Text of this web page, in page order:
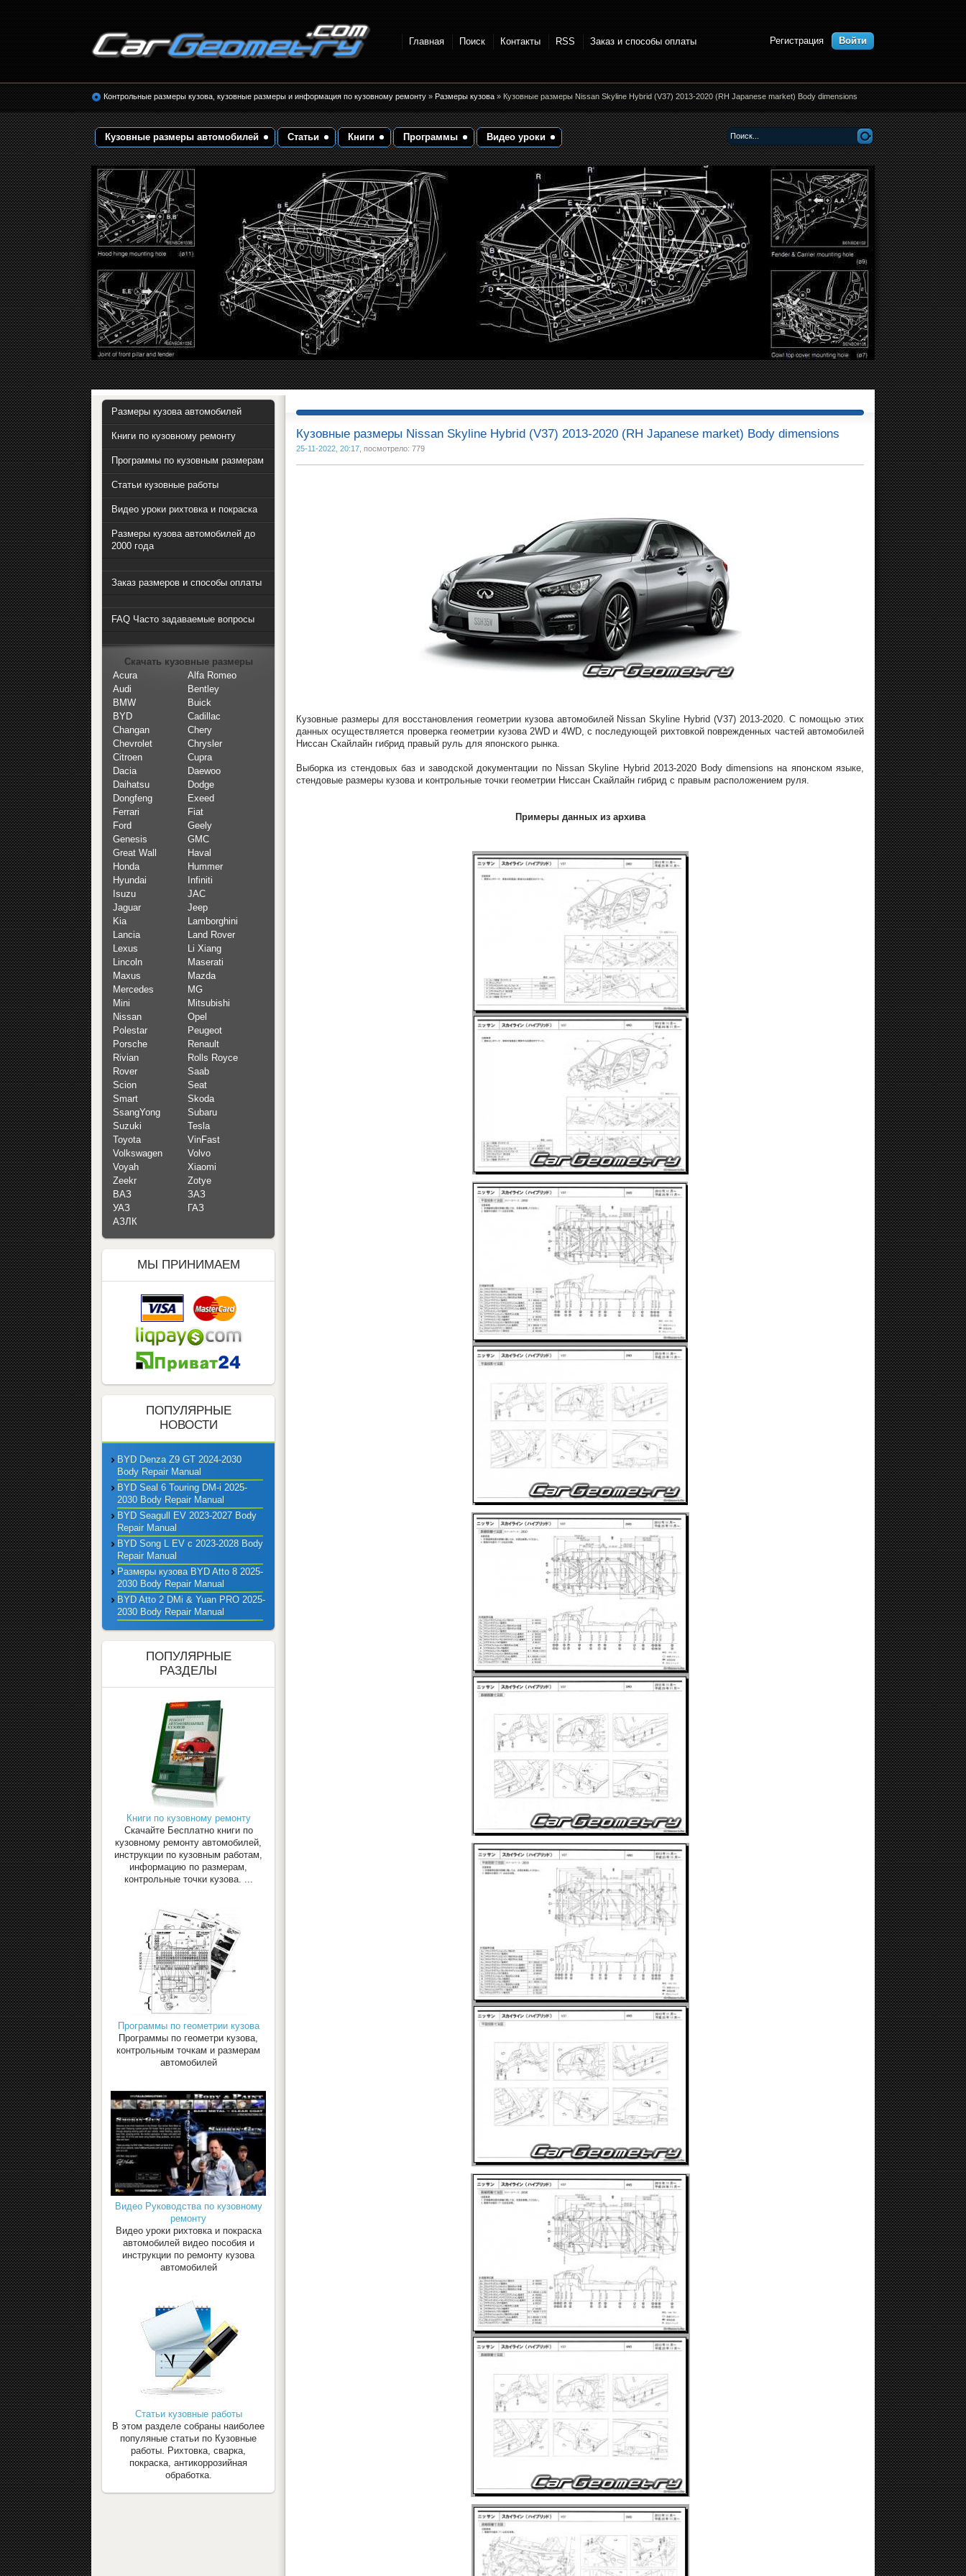
кузовные размеры. Геометрия кузова
Главная Поиск Контакты RSS Заказ и способы оплаты Регистрация Войти
Контрольные размеры кузова, кузовные размеры и информация по кузовному ремонту»Размеры кузова» Кузовные размеры Nissan Skyline Hybrid (V37) 2013-2020 (RH Japanese market) Body dimensions
Кузовные размеры автомобилей Статьи Книги Программы Видео уроки
Кузовные размеры Nissan Skyline Hybrid (V37) 2013-2020 (RH Japanese market) Body dimensions
25-11-2022, 20:17, посмотрело: 779
Кузовные размеры для восстановления геометрии кузова автомобилей Nissan Skyline Hybrid (V37) 2013-2020. С помощью этих
данных осуществляется проверка геометрии кузова 2WD и 4WD, с последующей рихтовкой поврежденных частей автомобилей
Ниссан Скайлайн гибрид правый руль для японского рынка.
Выборка из стендовых баз и заводской документации по Nissan Skyline Hybrid 2013-2020 Body dimensions на японском языке,
стендовые размеры кузова и контрольные точки геометрии Ниссан Скайлайн гибрид с правым расположением руля.
Примеры данных из архива
Размеры кузова автомобилей
Книги по кузовному ремонту
Программы по кузовным размерам
Статьи кузовные работы
Видео уроки рихтовка и покраска
Размеры кузова автомобилей до
2000 года
Заказ размеров и способы оплаты
FAQ Часто задаваемые вопросы
Скачать кузовные размеры
Acura
Alfa Romeo
Audi
Bentley
BMW
Buick
BYD
Cadillac
Changan
Chery
Chevrolet
Chrysler
Citroen
Cupra
Dacia
Daewoo
Daihatsu
Dodge
Dongfeng
Exeed
Ferrari
Fiat
Ford
Geely
Genesis
GMC
Great Wall
Haval
Honda
Hummer
Hyundai
Infiniti
Isuzu
JAC
Jaguar
Jeep
Kia
Lamborghini
Lancia
Land Rover
Lexus
Li Xiang
Lincoln
Maserati
Maxus
Mazda
Mercedes
MG
Mini
Mitsubishi
Nissan
Opel
Polestar
Peugeot
Porsche
Renault
Rivian
Rolls Royce
Rover
Saab
Scion
Seat
Smart
Skoda
SsangYong
Subaru
Suzuki
Tesla
Toyota
VinFast
Volkswagen
Volvo
Voyah
Xiaomi
Zeekr
Zotye
ВАЗ
ЗАЗ
УАЗ
ГАЗ
АЗЛК
МЫ ПРИНИМАЕМ
ПОПУЛЯРНЫЕ
НОВОСТИ
BYD Denza Z9 GT 2024-2030
Body Repair Manual
BYD Seal 6 Touring DM-i 2025-
2030 Body Repair Manual
BYD Seagull EV 2023-2027 Body
Repair Manual
BYD Song L EV с 2023-2028 Body
Repair Manual
Размеры кузова BYD Atto 8 2025-
2030 Body Repair Manual
BYD Atto 2 DMi & Yuan PRO 2025-
2030 Body Repair Manual
ПОПУЛЯРНЫЕ
РАЗДЕЛЫ
Книги по кузовному ремонту
Скачайте Бесплатно книги по
кузовному ремонту автомобилей,
инструкции по кузовным работам,
информацию по размерам,
контрольные точки кузова. ...
Программы по геометрии кузова
Программы по геометри кузова,
контрольным точкам и размерам
автомобилей
Видео Руководства по кузовному
ремонту
Видео уроки рихтовка и покраска
автомобилей видео пособия и
инструкции по ремонту кузова
автомобилей
Статьи кузовные работы
В этом разделе собраны наиболее
популяные статьи по Кузовные
работы. Рихтовка, сварка,
покраска, антикоррозийная
обработка.